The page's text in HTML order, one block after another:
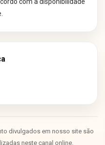
divulgados em nosso site são
neste canal online.